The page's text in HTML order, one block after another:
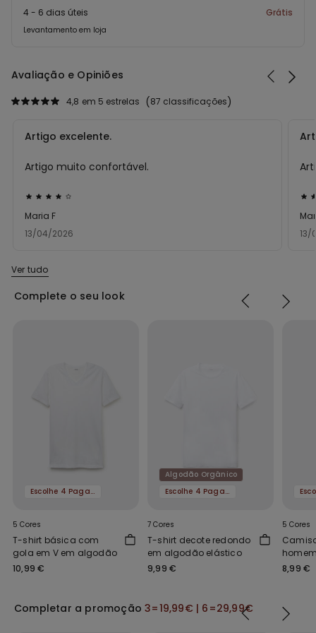
4 - 6 dias úteis Grátis
Levantamento em loja
Avaliação e Opiniões
87 classificações
4,8 em 5 estrelas
Atribuiu
4
em
13/04/2026
Maria F
Artigo excelente.
Artigo muito confortável.
4
em
13/
Ver tudo
Complete o seu look
Escolhe 4 Paga 3
5 Cores
T-shirt básica com
gola em V em algodão
10,99 €
Algodão Orgânico
Escolhe 4 Paga 3
7 Cores
T-shirt decote redondo
em algodão elástico
9,99 €
5 Cores
8,99 €
Completar a promoção3=19,99€ | 6=29,99€